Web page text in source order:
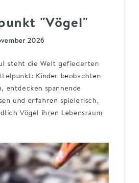
"Vögel"
2026
steht die Welt gefiederten
Kinder beobachten
entdecken spannende
und erfahren spielerisch,
Vögel ihren Lebensraum